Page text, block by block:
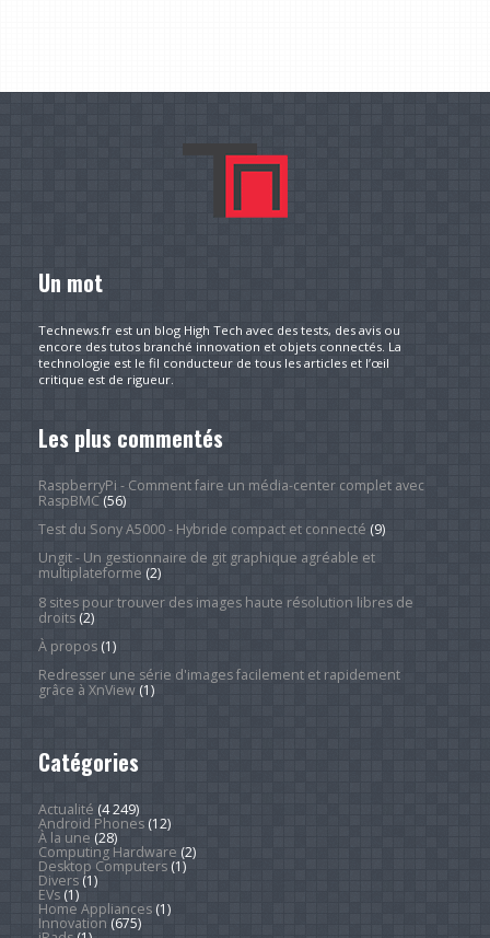
Un mot
Technews.fr est un blog High Tech avec des tests, des avis ou
encore des tutos branché innovation et objets connectés. La
technologie est le fil conducteur de tous les articles et l’œil
critique est de rigueur.
Les plus commentés
RaspberryPi - Comment faire un média-center complet avec
RaspBMC(56)
Test du Sony A5000 - Hybride compact et connecté (9)
Ungit - Un gestionnaire de git graphique agréable et
multiplateforme (2)
8 sites pour trouver des images haute résolution libres de
droits(2)
À propos(1)
Redresser une série d'images facilement et rapidement
grâce à XnView(1)
Catégories
Actualité (4 249)
Android Phones(12)
À la une (28)
Computing Hardware (2)
Desktop Computers(1)
Divers(1)
EVs(1)
Home Appliances(1)
Innovation (675)